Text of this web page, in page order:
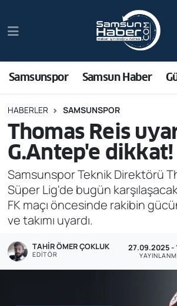
Samsunspor Samsun Haber
HABERLER SAMSUNSPOR
Thomas Reis
G.Antep'e dikkat!
Samsunspor Teknik Direktörü
Süper Lig'de bugün
FK maçı öncesinde rakibin
ve takımı uyardı.
TAHIR ÖMER ÇOKLUK
EDITÖR
27.09.2025 -
Samsun Haber
Sağlık
Asayiş
Bilim ve Teknoloji
Bölge
Dünya
Ekonomi
Trafik Durumu
Süper Lig Puan Durumu ve
Tüm Manşetler
Son Dakika Haberleri
Haber Arşivi